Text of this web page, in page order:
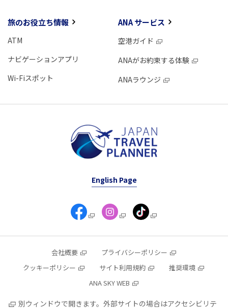
旅のお役立ち情報
ATM
ナビゲーションアプリ
Wi-Fiスポット
ANA サービス
空港ガイド
ANAがお約束する体験
ANAラウンジ
English Page
会社概要
プライバシーポリシー
クッキーポリシー
サイト利用規約
推奨環境
ANA SKY WEB
別ウィンドウで開きます。外部サイトの場合はアクセシビリテ